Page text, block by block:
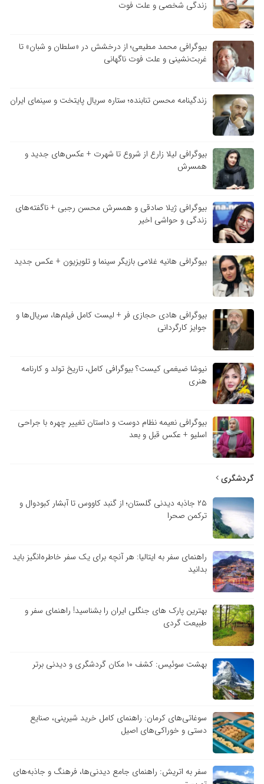
زندگی شخصی و علت فوت
بیوگرافی محمد مطیعی؛ از درخشش در «سلطان و شبان» تا
غربت‌نشینی و علت فوت ناگهانی
زندگینامه محسن تنابنده؛ ستاره سریال پایتخت و سینمای ایران
بیوگرافی لیلا زارع از شروع تا شهرت + عکس‌های جدید و
همسرش
بیوگرافی ژیلا صادقی و همسرش محسن رجبی + ناگفته‌های
زندگی و حواشی اخیر
بیوگرافی هانیه غلامی بازیگر سینما و تلویزیون + عکس جدید
بیوگرافی هادی حجازی فر + لیست کامل فیلم‌ها، سریال‌ها و
جوایز کارگردانی
نیوشا ضیغمی کیست؟ بیوگرافی کامل، تاریخ تولد و کارنامه
هنری
بیوگرافی نعیمه نظام دوست و داستان تغییر چهره با جراحی
اسلیو + عکس قبل و بعد
گردشگری
۲۵ جاذبه دیدنی گلستان؛ از گنبد کاووس تا آبشار کبودوال و
ترکمن صحرا
راهنمای سفر به ایتالیا: هر آنچه برای یک سفر خاطره‌انگیز باید
بدانید
بهترین پارک های جنگلی ایران را بشناسید! راهنمای سفر و
طبیعت گردی
بهشت سوئیس: کشف ۱۰ مکان گردشگری و دیدنی برتر
سوغاتی‌های کرمان: راهنمای کامل خرید شیرینی، صنایع
دستی و خوراکی‌های اصیل
سفر به اتریش: راهنمای جامع دیدنی‌ها، فرهنگ و جاذبه‌های